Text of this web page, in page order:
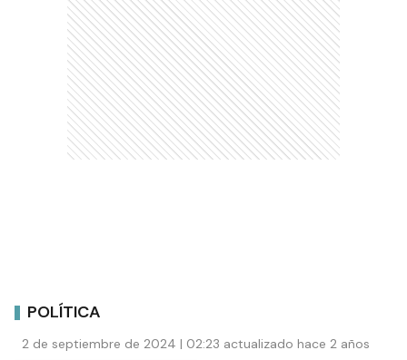
POLÍTICA
2 de septiembre de 2024 | 02:23 actualizado hace 2 años